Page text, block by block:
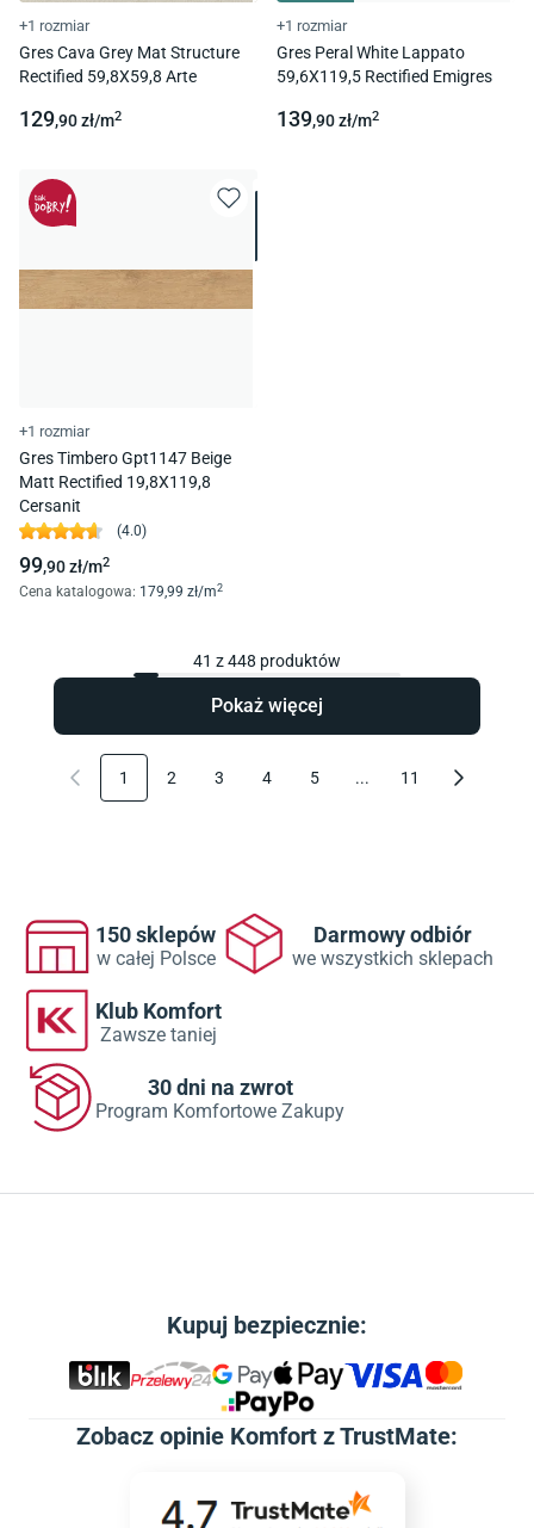
+1 rozmiar
Gres Cava Grey Mat Structure
Rectified 59,8X59,8 Arte
129,90zł/m2
+1 rozmiar
Gres Peral White Lappato
59,6X119,5 Rectified Emigres
139,90zł/m2
+1 rozmiar
Gres Timbero Gpt1147 Beige
Matt Rectified 19,8X119,8
Cersanit
(4.0)
99,90zł/m2
Cena katalogowa: 179,99 zł/m2
41 z448 produktów
Pokaż więcej
1 2 3 4 5 ... 11
150 sklepów
w całej Polsce
Darmowy odbiór
we wszystkich sklepach
Klub Komfort
Zawsze taniej
30 dni na zwrot
Program Komfortowe Zakupy
Kupuj bezpiecznie:
Zobacz opinie Komfort z TrustMate: